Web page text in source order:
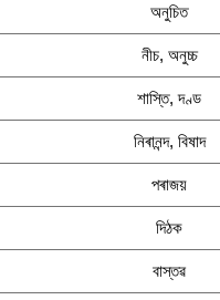
অনুচিত
নীচ, অনুচ্চ
শাস্তি, দণ্ড
নিৰানন্দ, বিষাদ
পৰাজয়
দিঠক
বাস্তৱ